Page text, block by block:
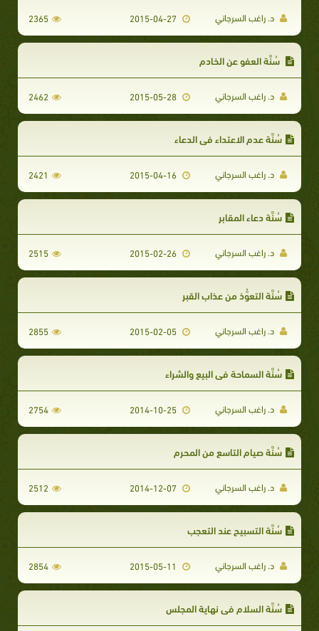
د. راغب السرجاني 2365
سُنَّة العفو عن الخادم
د. راغب السرجاني 2015-05-28
2462
سُنَّة عدم الاعتداء في الدعاء
د. راغب السرجاني 2015-04-16
2421
سُنَّة دعاء المقابر
د. راغب السرجاني 2015-02-26
2515
سُنَّة التعوُّذ من عذاب القبر
د. راغب السرجاني 2015-02-05
2855
سُنَّة السماحة في البيع والشراء
د. راغب السرجاني 2014-10-25
2754
سُنَّة صيام التاسع من المحرم
د. راغب السرجاني 2512
سُنَّة التسبيح عند التعجب
د. راغب السرجاني 2854
سُنَّة السلام في نهاية المجلس